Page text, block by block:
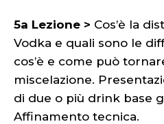
5a Lezione > Cos’è la
Vodka e quali sono le
cos’è e come può
miscelazione.
di due o più drink base
Affinamento tecnica.